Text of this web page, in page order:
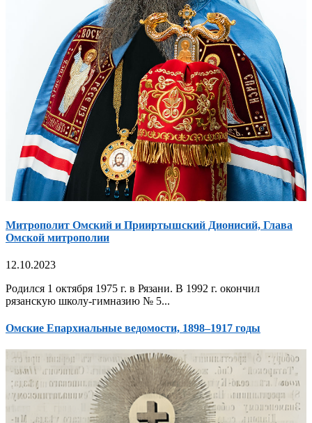
Митрополит Омский и Прииртышский Дионисий, Глава
Омской митрополии
12.10.2023
Родился 1 октября 1975 г. в Рязани. В 1992 г. окончил
рязанскую школу-гимназию № 5...
Омские Епархиальные ведомости, 1898–1917 годы